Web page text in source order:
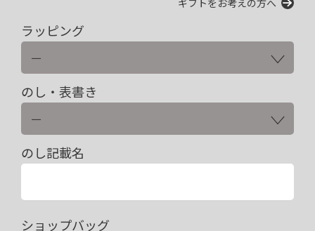
ラッピング
のし・表書き
のし記載名
ショップバッグ